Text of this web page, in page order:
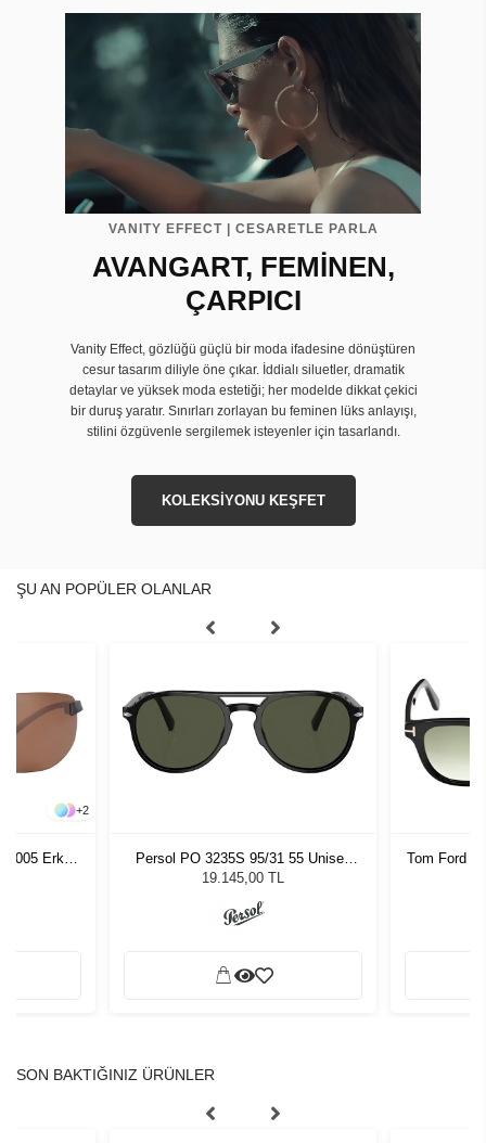
VANITY EFFECT | CESARETLE PARLA
AVANGART, FEMİNEN,
ÇARPICI
Vanity Effect, gözlüğü güçlü bir moda ifadesine dönüştüren
cesur tasarım diliyle öne çıkar. İddialı siluetler, dramatik
detaylar ve yüksek moda estetiği; her modelde dikkat çekici
bir duruş yaratır. Sınırları zorlayan bu feminen lüks anlayışı,
stilini özgüvenle sergilemek isteyenler için tasarlandı.
KOLEKSİYONU KEŞFET
ŞU AN POPÜLER OLANLAR
+2
Erkek
Persol PO 3235S 95/31 55 Unisex
Güneş Gözlüğü
19.145,00 TL
Tom Ford
SON BAKTIĞINIZ ÜRÜNLER